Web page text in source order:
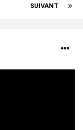
SUIVANT